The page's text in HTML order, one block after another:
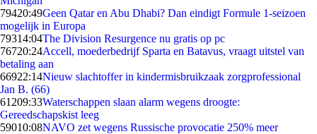
79420:49Geen Qatar en Abu Dhabi? Dan eindigt Formule 1-seizoen
mogelijk in Europa
79314:04The Division Resurgence nu gratis op pc
76720:24Accell, moederbedrijf Sparta en Batavus, vraagt uitstel van
betaling aan
66922:14Nieuw slachtoffer in kindermisbruikzaak zorgprofessional
Jan B. (66)
61209:33Waterschappen slaan alarm wegens droogte:
Gereedschapskist leeg
59010:08NAVO zet wegens Russische provocatie 250% meer